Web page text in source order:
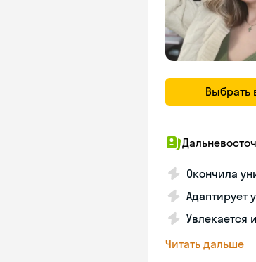
Выбрать
Окончила
Адаптирует
Увлекается
Читать дальше